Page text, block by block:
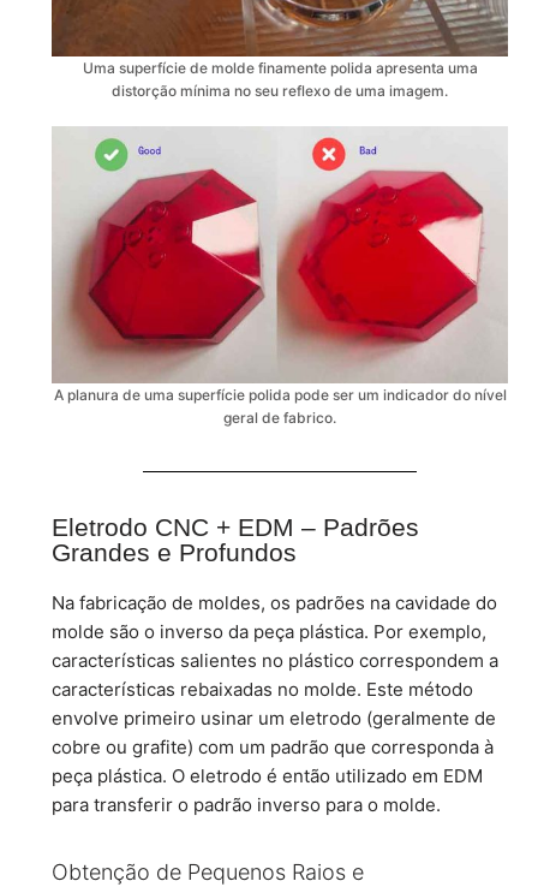
Uma superfície de molde finamente polida apresenta uma
distorção mínima no seu reflexo de uma imagem.
A planura de uma superfície polida pode ser um indicador do nível
geral de fabrico.
Eletrodo CNC + EDM – Padrões
Grandes e Profundos
Na fabricação de moldes, os padrões na cavidade do
molde são o inverso da peça plástica. Por exemplo,
características salientes no plástico correspondem a
características rebaixadas no molde. Este método
envolve primeiro usinar um eletrodo (geralmente de
cobre ou grafite) com um padrão que corresponda à
peça plástica. O eletrodo é então utilizado em EDM
para transferir o padrão inverso para o molde.
Obtenção de Pequenos Raios e